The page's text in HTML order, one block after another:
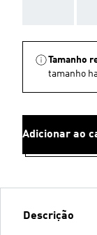
Tamanho
tamanho
Adicionar ao
Descrição